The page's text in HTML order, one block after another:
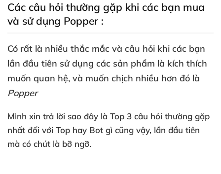
Các câu hỏi thường gặp khi các bạn mua
và sử dụng Popper :
Có rất là nhiều thắc mắc và câu hỏi khi các bạn
lần đầu tiên sử dụng các sản phẩm là kích thích
muốn quan hệ, và muốn chịch nhiều hơn đó là
Popper
Mình xin trả lời sao đây là Top 3 câu hỏi thường gặp
nhất đối với Top hay Bot gì cũng vậy, lần đầu tiên
mà có chút là bỡ ngỡ.